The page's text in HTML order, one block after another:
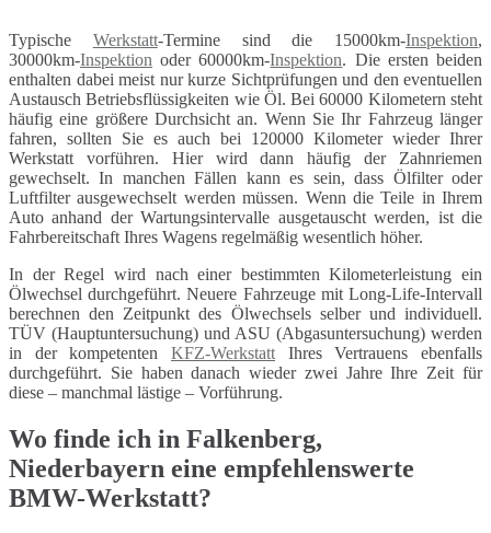
Typische Werkstatt-Termine sind die 15000km-Inspektion,
30000km-Inspektion oder 60000km-Inspektion. Die ersten beiden
enthalten dabei meist nur kurze Sichtprüfungen und den eventuellen
Austausch Betriebsflüssigkeiten wie Öl. Bei 60000 Kilometern steht
häufig eine größere Durchsicht an. Wenn Sie Ihr Fahrzeug länger
fahren, sollten Sie es auch bei 120000 Kilometer wieder Ihrer
Werkstatt vorführen. Hier wird dann häufig der Zahnriemen
gewechselt. In manchen Fällen kann es sein, dass Ölfilter oder
Luftfilter ausgewechselt werden müssen. Wenn die Teile in Ihrem
Auto anhand der Wartungsintervalle ausgetauscht werden, ist die
Fahrbereitschaft Ihres Wagens regelmäßig wesentlich höher.
In der Regel wird nach einer bestimmten Kilometerleistung ein
Ölwechsel durchgeführt. Neuere Fahrzeuge mit Long-Life-Intervall
berechnen den Zeitpunkt des Ölwechsels selber und individuell.
TÜV (Hauptuntersuchung) und ASU (Abgasuntersuchung) werden
in der kompetenten KFZ-Werkstatt Ihres Vertrauens ebenfalls
durchgeführt. Sie haben danach wieder zwei Jahre Ihre Zeit für
diese – manchmal lästige – Vorführung.
Wo finde ich in Falkenberg,
Niederbayern eine empfehlenswerte
BMW-Werkstatt?